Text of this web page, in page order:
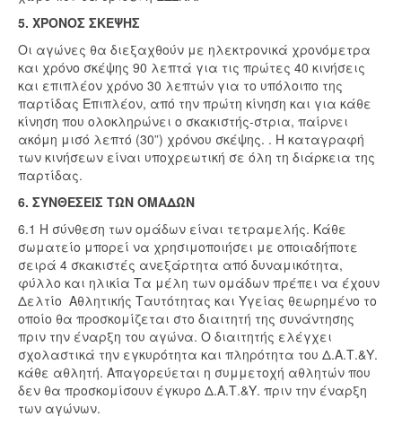
5. ΧΡΟΝΟΣ ΣΚΕΨΗΣ
Οι αγώνες θα διεξαχθούν με ηλεκτρονικά χρονόμετρα
και χρόνο σκέψης 90 λεπτά για τις πρώτες 40 κινήσεις
και επιπλέον χρόνο 30 λεπτών για το υπόλοιπο της
παρτίδας Επιπλέον, από την πρώτη κίνηση και για κάθε
κίνηση που ολοκληρώνει ο σκακιστής-στρια, παίρνει
ακόμη μισό λεπτό (30”) χρόνου σκέψης. . Η καταγραφή
των κινήσεων είναι υποχρεωτική σε όλη τη διάρκεια της
παρτίδας.
6. ΣΥΝΘΕΣΕΙΣ ΤΩΝ ΟΜΑΔΩΝ
6.1 Η σύνθεση των ομάδων είναι τετραμελής. Κάθε
σωματείο μπορεί να χρησιμοποιήσει με οποιαδήποτε
σειρά 4 σκακιστές ανεξάρτητα από δυναμικότητα,
φύλλο και ηλικία Τα μέλη των ομάδων πρέπει να έχουν
Δελτίο Αθλητικής Ταυτότητας και Υγείας θεωρημένο το
οποίο θα προσκομίζεται στο διαιτητή της συνάντησης
πριν την έναρξη του αγώνα. Ο διαιτητής ελέγχει
σχολαστικά την εγκυρότητα και πληρότητα του Δ.Α.Τ.&Υ.
κάθε αθλητή. Απαγορεύεται η συμμετοχή αθλητών που
δεν θα προσκομίσουν έγκυρο Δ.Α.Τ.&Υ. πριν την έναρξη
των αγώνων.